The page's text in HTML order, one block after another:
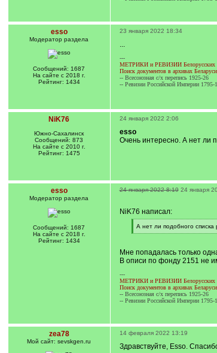
esso
Модератор раздела
Сообщений: 1687
На сайте с 2018 г.
Рейтинг: 1434
23 января 2022 18:34
...
---
МЕТРИКИ и РЕВИЗИИ Белорусских
Поиск документов в архивах
-- Всесоюзная с/х перепись 1925-26
-- Ревизии Российской Империи 1795-
NiK76
Южно-Сахалинск
Сообщений: 873
На сайте с 2010 г.
Рейтинг: 1475
24 января 2022 2:06
esso
Очень интересно. А нет ли
esso
Модератор раздела
Сообщений: 1687
На сайте с 2018 г.
Рейтинг: 1434
24 января 2022 8:19 24 января
NiK76 написал:
[
q
А нет ли подобного списка
[
]
Мне попадалась только
В описи по фонду 2151 не
---
МЕТРИКИ и РЕВИЗИИ Белорусских
Поиск документов в архивах
-- Всесоюзная с/х перепись 1925-26
-- Ревизии Российской Империи 1795-
zea78
Мой сайт: sevskgen.ru
14 февраля 2022 13:19
Здравствуйте, Esso.